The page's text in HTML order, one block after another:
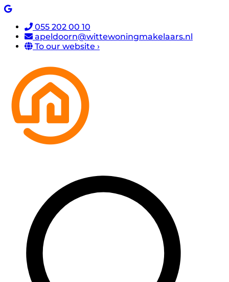
055 202 00 10
apeldoorn@wittewoningmakelaars.nl
To our website ›